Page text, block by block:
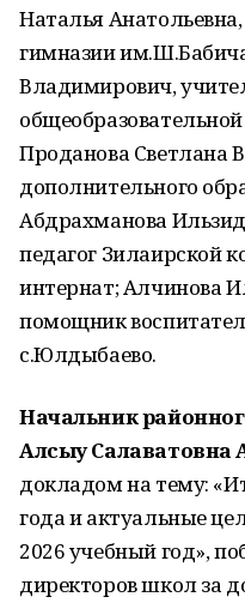
Наталья
гимназии
Владимирович,
Проданова Светлана
дополнительного
Абдрахманова
педагог Зилаирской
интернат; Алчинова
помощник
с.Юлдыбаево.
Начальник
Алсыу Салаватовна
докладом на тему:
года и актуальные
2026 учебный год»,
директоров школ за